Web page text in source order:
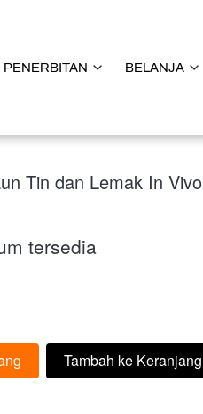
PENERBITAN BELANJA
PENERBITAN BELANJA
Tin dan Lemak In
tersedia
`
Tambah ke Keranjang